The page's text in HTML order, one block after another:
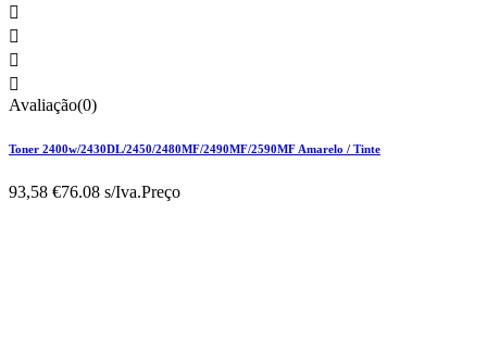




Avaliação(0)
Toner 2400w/2430DL/2450/2480MF/2490MF/2590MF Amarelo / Tinte
93,58 €76.08 s/Iva.Preço